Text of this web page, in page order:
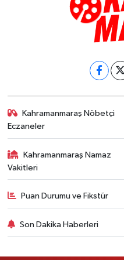
Kahramanmaraş Nöbetçi
Eczaneler
Kahramanmaraş Namaz
Vakitleri
Puan Durumu ve Fikstür
Son Dakika Haberleri